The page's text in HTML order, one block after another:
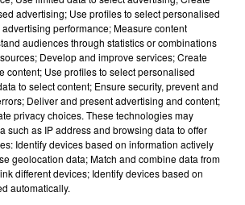
À LENS : UNE FEMME ET
LA VIE ET LA...
immolé par le feu après avoir
advertising; Use profiles to select personalised
performance; Measure content
audiences through statistics or combinations
Develop and improve services; Create
content; Use profiles to select personalised
to select content; Ensure security, prevent and
Deliver and present advertising and content;
privacy choices. These technologies may
such as IP address and browsing data to offer
Identify devices based on information actively
geolocation data; Match and combine data from
different devices; Identify devices based on
automatically.